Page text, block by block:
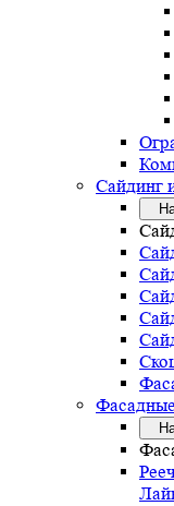
Сайдинг